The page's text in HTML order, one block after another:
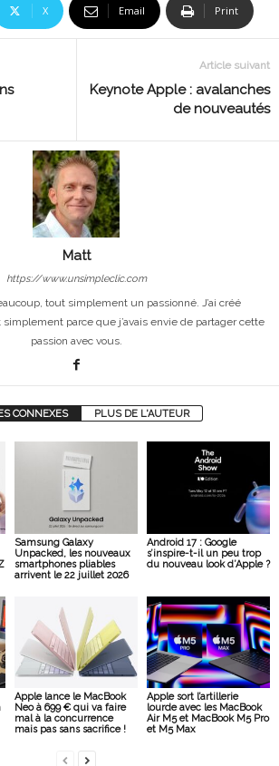
X Email Print
Article suivant
Keynote Apple : avalanches
de nouveautés
Matt
https://www.unsimpleclic.com
tout simplement un passionné. J’ai créé
parce que j’avais envie de partager cette
passion avec vous.
CONNEXES PLUS DE L'AUTEUR
Samsung Galaxy
Unpacked, les nouveaux
smartphones pliables
arrivent le 22 juillet 2026
Android 17 : Google
s’inspire-t-il un peu trop
du nouveau look d’Apple ?
Apple lance le MacBook
Neo à 699 € qui va faire
mal à la concurrence
mais pas sans sacrifice !
Apple sort l’artillerie
lourde avec les MacBook
Air M5 et MacBook M5 Pro
et M5 Max